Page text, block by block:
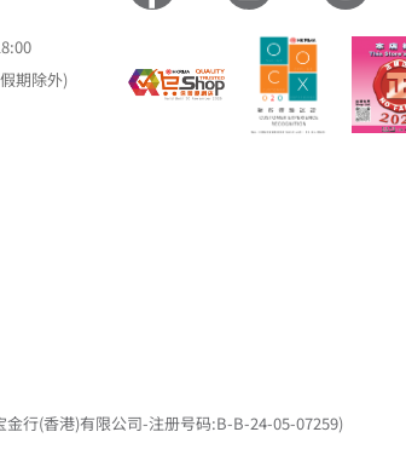
期除外)
行(香港)有限公司-注册号码:B-B-24-05-07259)